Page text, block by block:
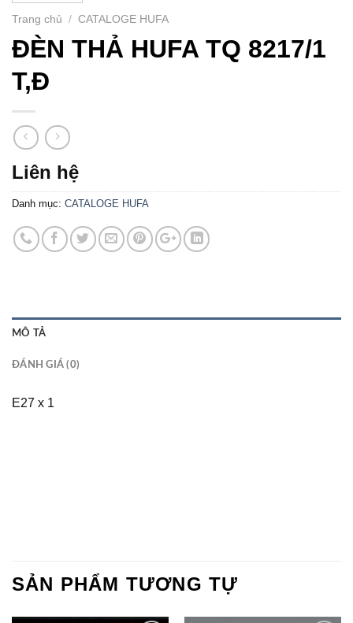
Trang chủ / CATALOGE HUFA
ĐÈN THẢ HUFA TQ 8217/1
T,Đ
Liên hệ
Danh mục: CATALOGE HUFA
MÔ TẢ
ĐÁNH GIÁ (0)
E27 x 1
SẢN PHẨM TƯƠNG TỰ